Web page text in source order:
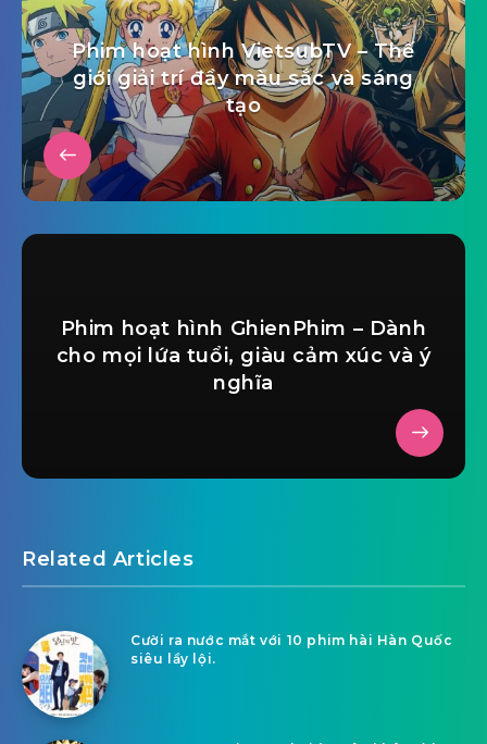
Phim hoạt hình VietsubTV – Thế
giới giải trí đầy màu sắc và sáng
tạo
Phim hoạt hình GhienPhim – Dành
cho mọi lứa tuổi, giàu cảm xúc và ý
nghĩa
Related Articles
Cười ra nước mắt với 10 phim hài Hàn Quốc
siêu lầy lội.